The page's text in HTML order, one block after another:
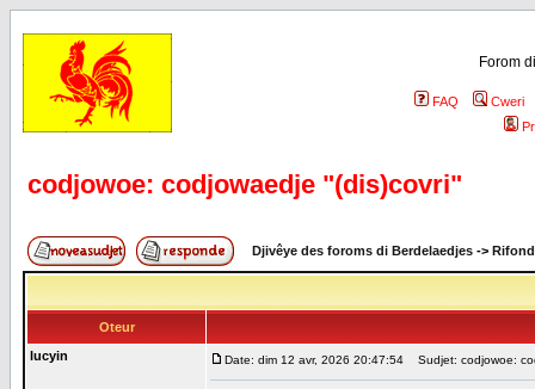
Forom
FAQ
Cweri
codjowoe: codjowaedje "(dis)covri"
Djivêye des foroms di Berdelaedjes ->
Oteur
lucyin
Date: dim 12 avr, 2026 20:47:54 Sudjet: codjowoe: